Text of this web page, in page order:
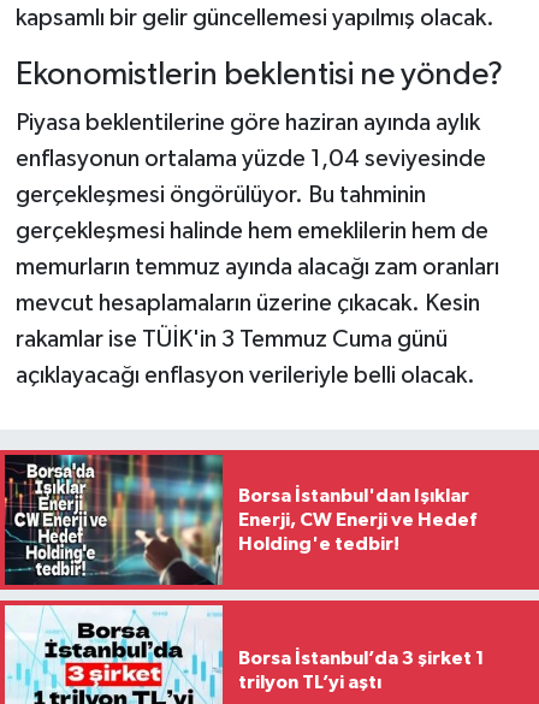
kapsamlı bir gelir güncellemesi yapılmış olacak.
Ekonomistlerin beklentisi ne yönde?
Piyasa beklentilerine göre haziran ayında aylık
enflasyonun ortalama yüzde 1,04 seviyesinde
gerçekleşmesi öngörülüyor. Bu tahminin
gerçekleşmesi halinde hem emeklilerin hem de
memurların temmuz ayında alacağı zam oranları
mevcut hesaplamaların üzerine çıkacak. Kesin
rakamlar ise TÜİK'in 3 Temmuz Cuma günü
açıklayacağı enflasyon verileriyle belli olacak.
Borsa İstanbul'dan Işıklar
Enerji, CW Enerji ve Hedef
Holding'e tedbir!
Borsa İstanbul’da 3 şirket 1
trilyon TL’yi aştı